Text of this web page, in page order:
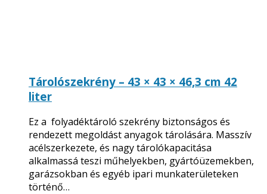
Tárolószekrény – 43 × 43 × 46,3 cm 42
liter
Ez a folyadéktároló szekrény biztonságos és
rendezett megoldást anyagok tárolására. Masszív
acélszerkezete, és nagy tárolókapacitása
alkalmassá teszi műhelyekben, gyártóüzemekben,
garázsokban és egyéb ipari munkaterületeken
történő…